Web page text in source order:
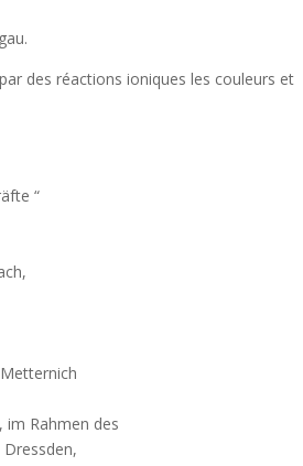
des réactions ioniques les couleurs et
“
Rahmen des